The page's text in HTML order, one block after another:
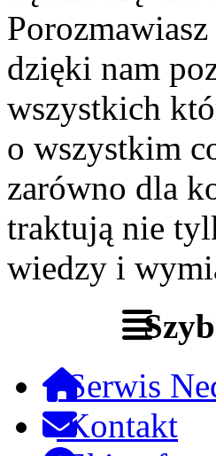
dzięki nam
wszystkich
o wszystkim
zarówno dla
traktują nie
wiedzy i
Serwis
Kontakt